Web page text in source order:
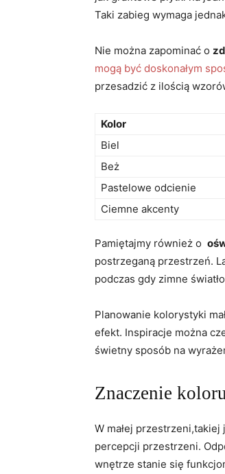
Taki ‌zabieg ‍wymaga
Nie można zapominać o
mogą być doskonałym
przesadzić z ilością
Kolor
Biel
Beż
Pastelowe odcienie
Ciemne akcenty
Pamiętajmy również o ‌
postrzeganą ​przestrzeń.‌
podczas gdy zimne‍
Planowanie kolorystyki
efekt. Inspiracje można
świetny sposób na⁢
Znaczenie
W małej
percepcji⁢ przestrzeni.
wnętrze stanie się